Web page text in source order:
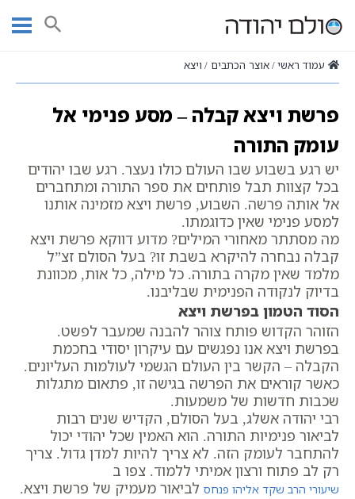
חיפוש
עמוד ראשי אוצר הכתבים ויצא
פרשת ויצא קבלה – מסע פנימי אל
עומק התורה
יש רגע בשבוע שבו העולם כולו נעצר. רגע שבו יהודים
בכל קצוות תבל פותחים את ספר התורה ומתחברים
אל אותה פרשה. השבוע, פרשת ויצא מזמינה אותנו
למסע פנימי שאין כדוגמתו.
מה מסתתר מאחורי המילים? מדוע דווקא פרשת ויצא
קבלה נבחרה להיקרא בשבת זו? בעל הסולם זצ”ל
מלמד שאין מקרה בתורה. כל מילה, כל אות, מכוונת
בדיוק לנקודה הפנימית שבליבנו.
הסוד הטמון בפרשת ויצא
הזוהר הקדוש פותח צוהר להבנה שמעבר לפשט.
בפרשת ויצא אנו נפגשים עם עיקרון יסודי בחכמת
הקבלה – הקשר בין העולם הגשמי לעולמות העליונים.
כאשר קוראים את הפרשה בגישה זו, פתאום מתגלות
שכבות חדשות של משמעות.
רבי יהודה אשלג, בעל הסולם, הקדיש שנים רבות
לביאור פנימיות התורה. הוא האמין שכל יהודי יכול
להתחבר לעומק הזה. לא צריך להיות למדן גדול. צריך
רק לב פתוח ורצון אמיתי ללמוד. צפו ב
שיעורי הרב שקד אליהו פנחס לביאור מעמיק של פרשת ויצא.